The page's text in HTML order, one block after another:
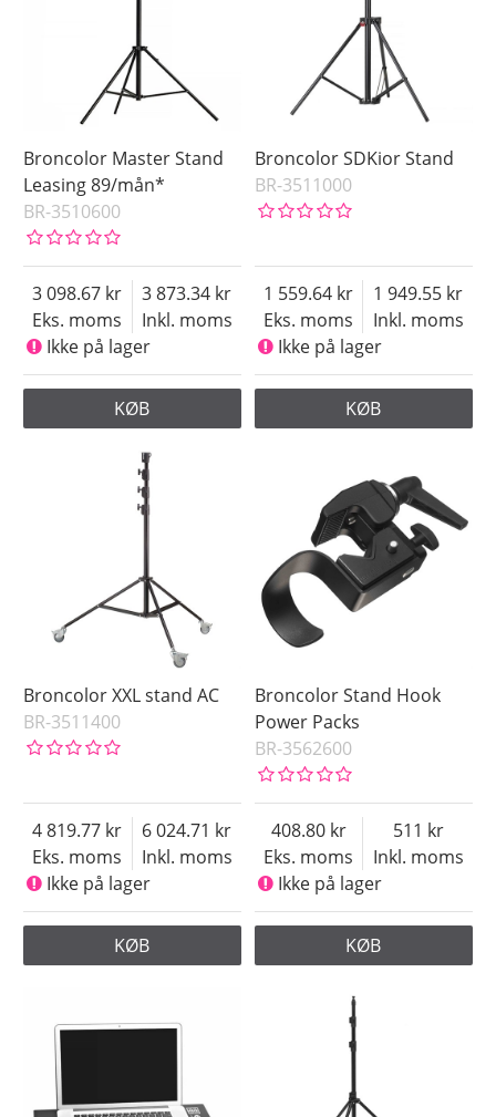
Pris
Manfrotto
Phottix
Tether Tools
Saldo
På lager
Ikke på lager
Broncolor Master Stand
Leasing 89/mån*
BR-3510600
Eks. moms
3 098.67
Inkl. moms
3 873.34
Ikke på lager
KØB
Broncolor SDKior Stand
BR-3511000
Eks. moms
1 559.64
Inkl. moms
1 949.55
Ikke på lager
KØB
Broncolor XXL stand AC
BR-3511400
Eks. moms
4 819.77
Inkl. moms
6 024.71
Ikke på lager
KØB
Broncolor Stand Hook
Power Packs
BR-3562600
Eks. moms
408.80
Inkl. moms
511
Ikke på lager
KØB